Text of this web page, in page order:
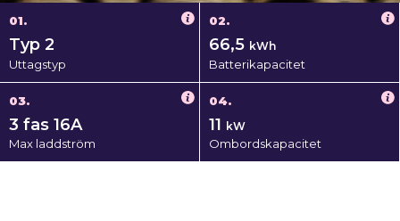
01.
Typ 2
Uttagstyp
02.
66,5 kWh
Batterikapacitet
03.
3 fas 16A
Max laddström
04.
11 kW
Ombordskapacitet